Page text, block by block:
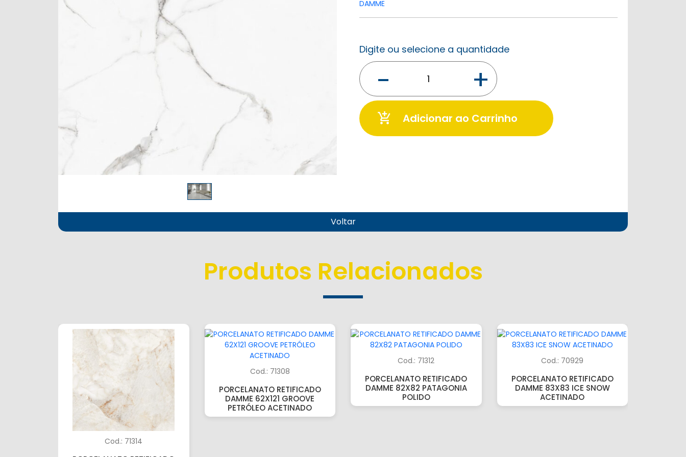
DAMME
Digite ou selecione a quantidade
- +
add_shopping_cart Adicionar ao Carrinho
Voltar
Produtos Relacionados
Cod.: 71314
Cod.: 71308
PORCELANATO RETIFICADO
DAMME 62X121 GROOVE
PETRÓLEO ACETINADO
Cod.: 71312
PORCELANATO RETIFICADO
DAMME 82X82 PATAGONIA
POLIDO
Cod.: 70929
PORCELANATO RETIFICADO
DAMME 83X83 ICE SNOW
ACETINADO